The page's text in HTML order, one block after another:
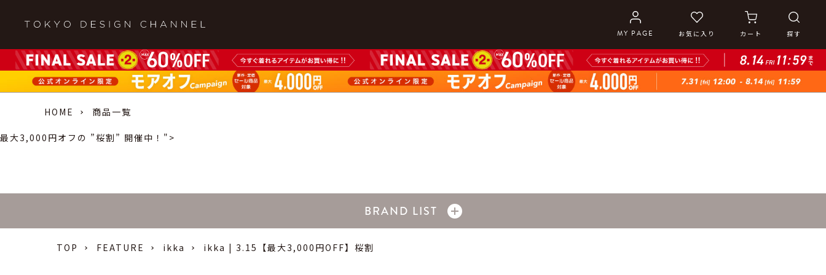
MY PAGE お気に入り カート 探す
HOME 商品一覧
最大3,000円オフの ”桜割” 開催中！">
MY PAGE お気に入り カート 探す
BRAND LIST
TOP FEATURE ikka ikka | 3.15【最大3,000円OFF】桜割